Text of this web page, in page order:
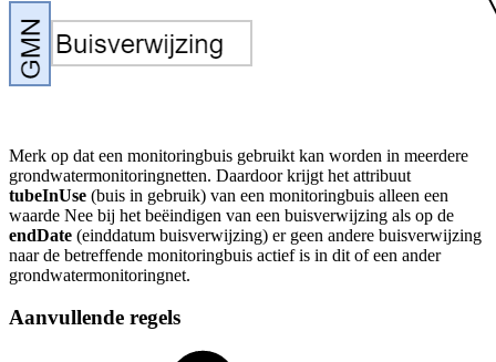
Merk op dat een monitoringbuis gebruikt kan worden in meerdere
grondwatermonitoringnetten. Daardoor krijgt het attribuut
tubeInUse (buis in gebruik) van een monitoringbuis alleen een
waarde Nee bij het beëindigen van een buisverwijzing als op de
endDate (einddatum buisverwijzing) er geen andere buisverwijzing
naar de betreffende monitoringbuis actief is in dit of een ander
grondwatermonitoringnet.
Aanvullende regels